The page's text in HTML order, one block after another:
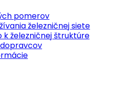
pomerov
železničnej siete
k železničnej štruktúre